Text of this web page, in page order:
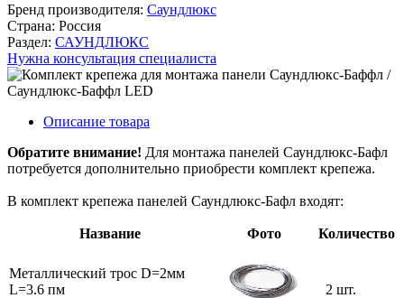
Бренд производителя: Саундлюкс
Страна: Россия
Раздел: САУНДЛЮКС
Нужна консультация специалиста
Описание товара
Обратите внимание! Для монтажа панелей Саундлюкс-Бафл
потребуется дополнительно приобрести комплект крепежа.
В комплект крепежа панелей Саундлюкс-Бафл входят:
Название Фото Количество
Металлический трос D=2мм
L=3.6 пм
2 шт.